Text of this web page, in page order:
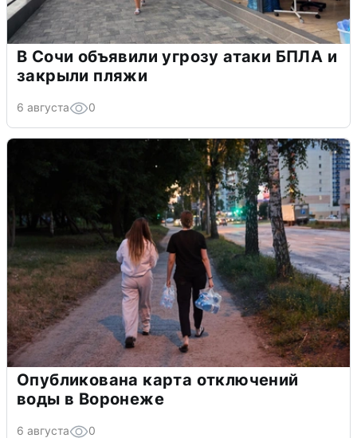
В Сочи объявили угрозу атаки БПЛА и
закрыли пляжи
6 августа 0
Опубликована карта отключений
воды в Воронеже
6 августа 0